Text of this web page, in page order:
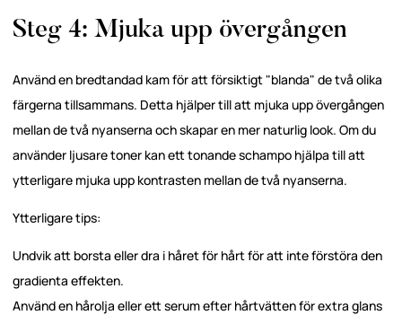
Steg 4: Mjuka upp övergången
Använd en bredtandad kam för att försiktigt "blanda" de två olika
färgerna tillsammans. Detta hjälper till att mjuka upp övergången
mellan de två nyanserna och skapar en mer naturlig look. Om du
använder ljusare toner kan ett tonande schampo hjälpa till att
ytterligare mjuka upp kontrasten mellan de två nyanserna.
Ytterligare tips:
Undvik att borsta eller dra i håret för hårt för att inte förstöra den
gradienta effekten.
Använd en hårolja eller ett serum efter hårtvätten för extra glans